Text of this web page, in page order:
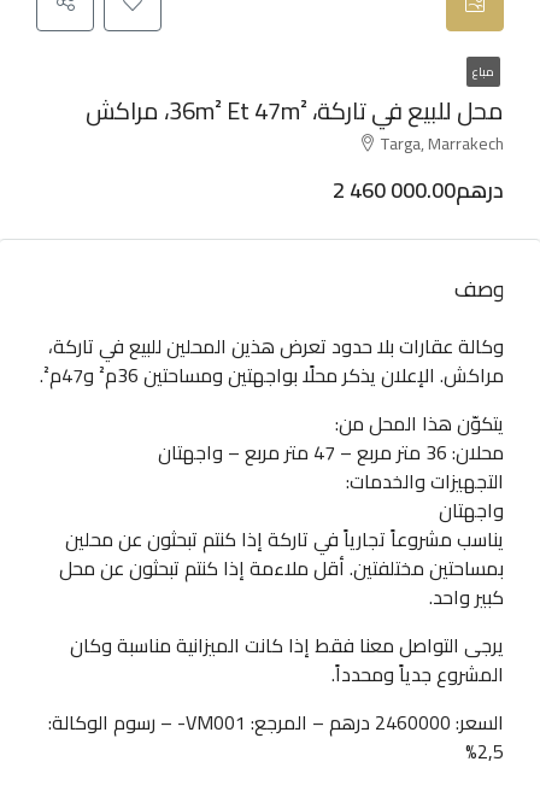
مباع
محل للبيع في تاركة، 36m² Et 47m²، مراكش
Targa, Marrakech
2 460 000.00درهم
وصف
وكالة عقارات بلا حدود تعرض هذين المحلين للبيع في تاركة،
مراكش. الإعلان يذكر محلًا بواجهتين ومساحتين 36م² و47م².
يتكوّن هذا المحل من:
محلان: 36 متر مربع – 47 متر مربع – واجهتان
التجهيزات والخدمات:
واجهتان
يناسب مشروعاً تجارياً في تاركة إذا كنتم تبحثون عن محلين
بمساحتين مختلفتين. أقل ملاءمة إذا كنتم تبحثون عن محل
كبير واحد.
يرجى التواصل معنا فقط إذا كانت الميزانية مناسبة وكان
المشروع جدياً ومحدداً.
السعر: 2460000 درهم – المرجع: VM001- – رسوم الوكالة:
2,5%